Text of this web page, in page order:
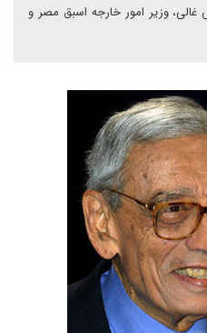
وزير امور خارجه‌ اسبق مصر و